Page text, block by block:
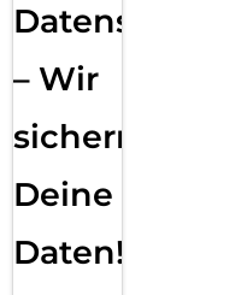
– Wir
sichern
Deine
Daten!